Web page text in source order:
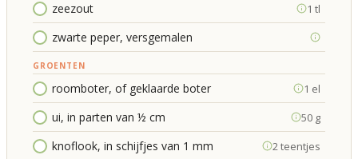
zeezout 1 tl
zwarte peper, versgemalen
GROENTEN
roomboter, of geklaarde boter 1 el
ui, in parten van ½ cm 50 g
knoflook, in schijfjes van 1 mm 2 teentjes